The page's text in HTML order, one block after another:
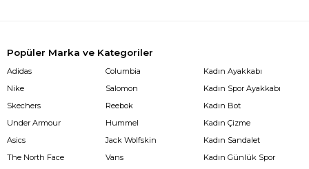
Popüler Marka ve Kategoriler
Adidas
Nike
Skechers
Under Armour
Asics
The North Face
Columbia
Salomon
Reebok
Hummel
Jack Wolfskin
Vans
Kadın Ayakkabı
Kadın Spor Ayakkabı
Kadın Bot
Kadın Çizme
Kadın Sandalet
Kadın Günlük Spor